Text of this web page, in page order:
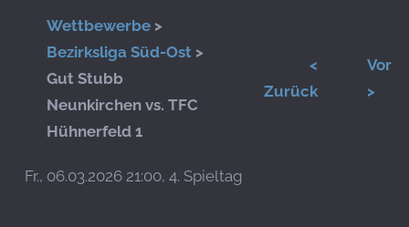
Wettbewerbe >
Bezirksliga Süd-Ost >
Gut Stubb
Neunkirchen vs. TFC
Hühnerfeld 1
<
Zurück
Vor
>
Fr., 06.03.2026 21:00, 4. Spieltag